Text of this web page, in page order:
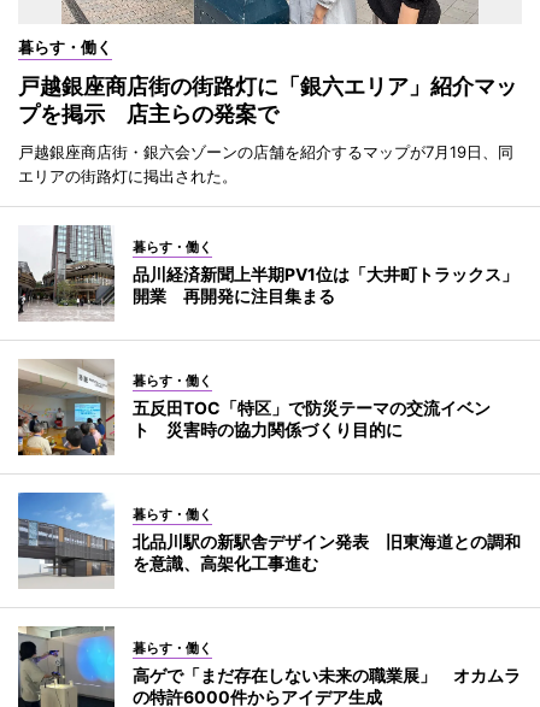
暮らす・働く
戸越銀座商店街の街路灯に「銀六エリア」紹介マッ
プを掲示 店主らの発案で
戸越銀座商店街・銀六会ゾーンの店舗を紹介するマップが7月19日、同
エリアの街路灯に掲出された。
暮らす・働く
品川経済新聞上半期PV1位は「大井町トラックス」
開業 再開発に注目集まる
暮らす・働く
五反田TOC「特区」で防災テーマの交流イベン
ト 災害時の協力関係づくり目的に
暮らす・働く
北品川駅の新駅舎デザイン発表 旧東海道との調和
を意識、高架化工事進む
暮らす・働く
高ゲで「まだ存在しない未来の職業展」 オカムラ
の特許6000件からアイデア生成